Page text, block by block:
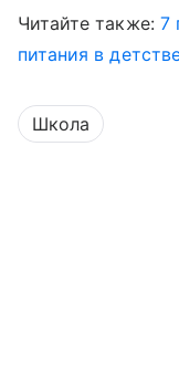
Читайте также: 7
питания в
Школа